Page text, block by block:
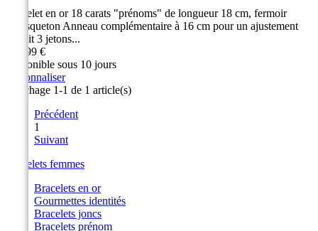
Bracelet en or 18 carats "prénoms" de longueur 18 cm, fermoir
mousqueton Anneau complémentaire à 16 cm pour un ajustement
parfait 3 jetons...
999,99 €
Disponible sous 10 jours
Personnaliser
Affichage 1-1 de 1 article(s)
Précédent
1
Suivant
Bracelets femmes
Bracelets en or
Gourmettes identités
Bracelets joncs
Bracelets prénom